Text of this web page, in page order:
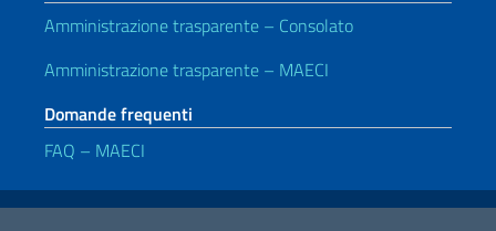
Amministrazione trasparente – Consolato
Amministrazione trasparente – MAECI
Domande frequenti
FAQ – MAECI
Link Utili